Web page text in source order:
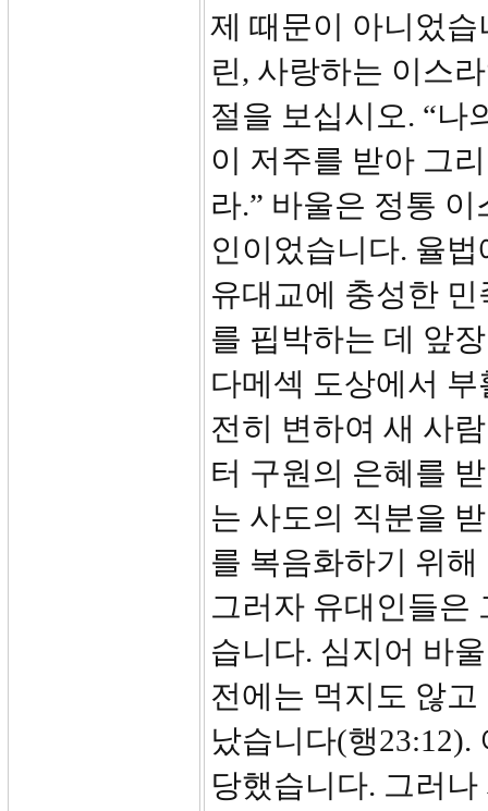
제 때문이 아니었
린, 사랑하는 이스
절을 보십시오. “나
이 저주를 받아 그
라.” 바울은 정통
인이었습니다. 율
유대교에 충성한
를 핍박하는 데 앞
다메섹 도상에서
전히 변하여 새 사
터 구원의 은혜를
는 사도의 직분을
를 복음화하기 위
그러자 유대인들은
습니다. 심지어 바
전에는 먹지도 않
났습니다(행23:12).
당했습니다. 그러